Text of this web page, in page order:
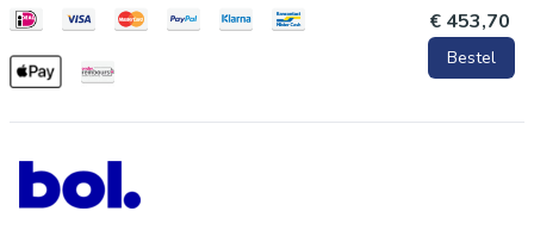
Hoogte: 76 cm
€ 453,70
Bestel